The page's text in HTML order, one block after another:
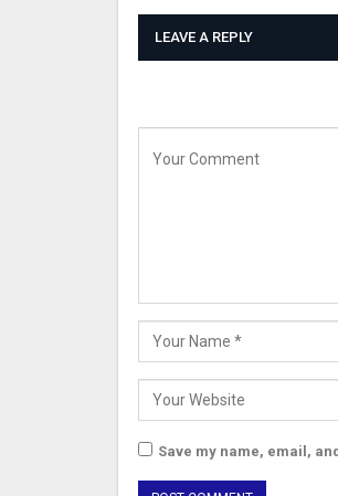
LEAVE A REPLY
Save my name, email,